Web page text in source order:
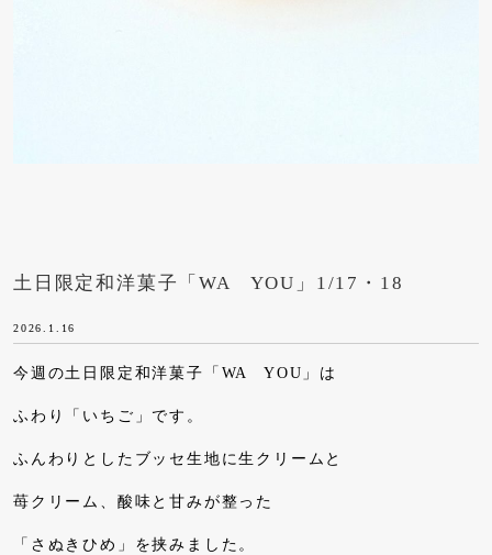
土日限定和洋菓子「WA YOU」1/17・18
2026.1.16
今週の土日限定和洋菓子「WA YOU」は
ふわり「いちご」です。
ふんわりとしたブッセ生地に生クリームと
苺クリーム、酸味と甘みが整った
「さぬきひめ」を挟みました。